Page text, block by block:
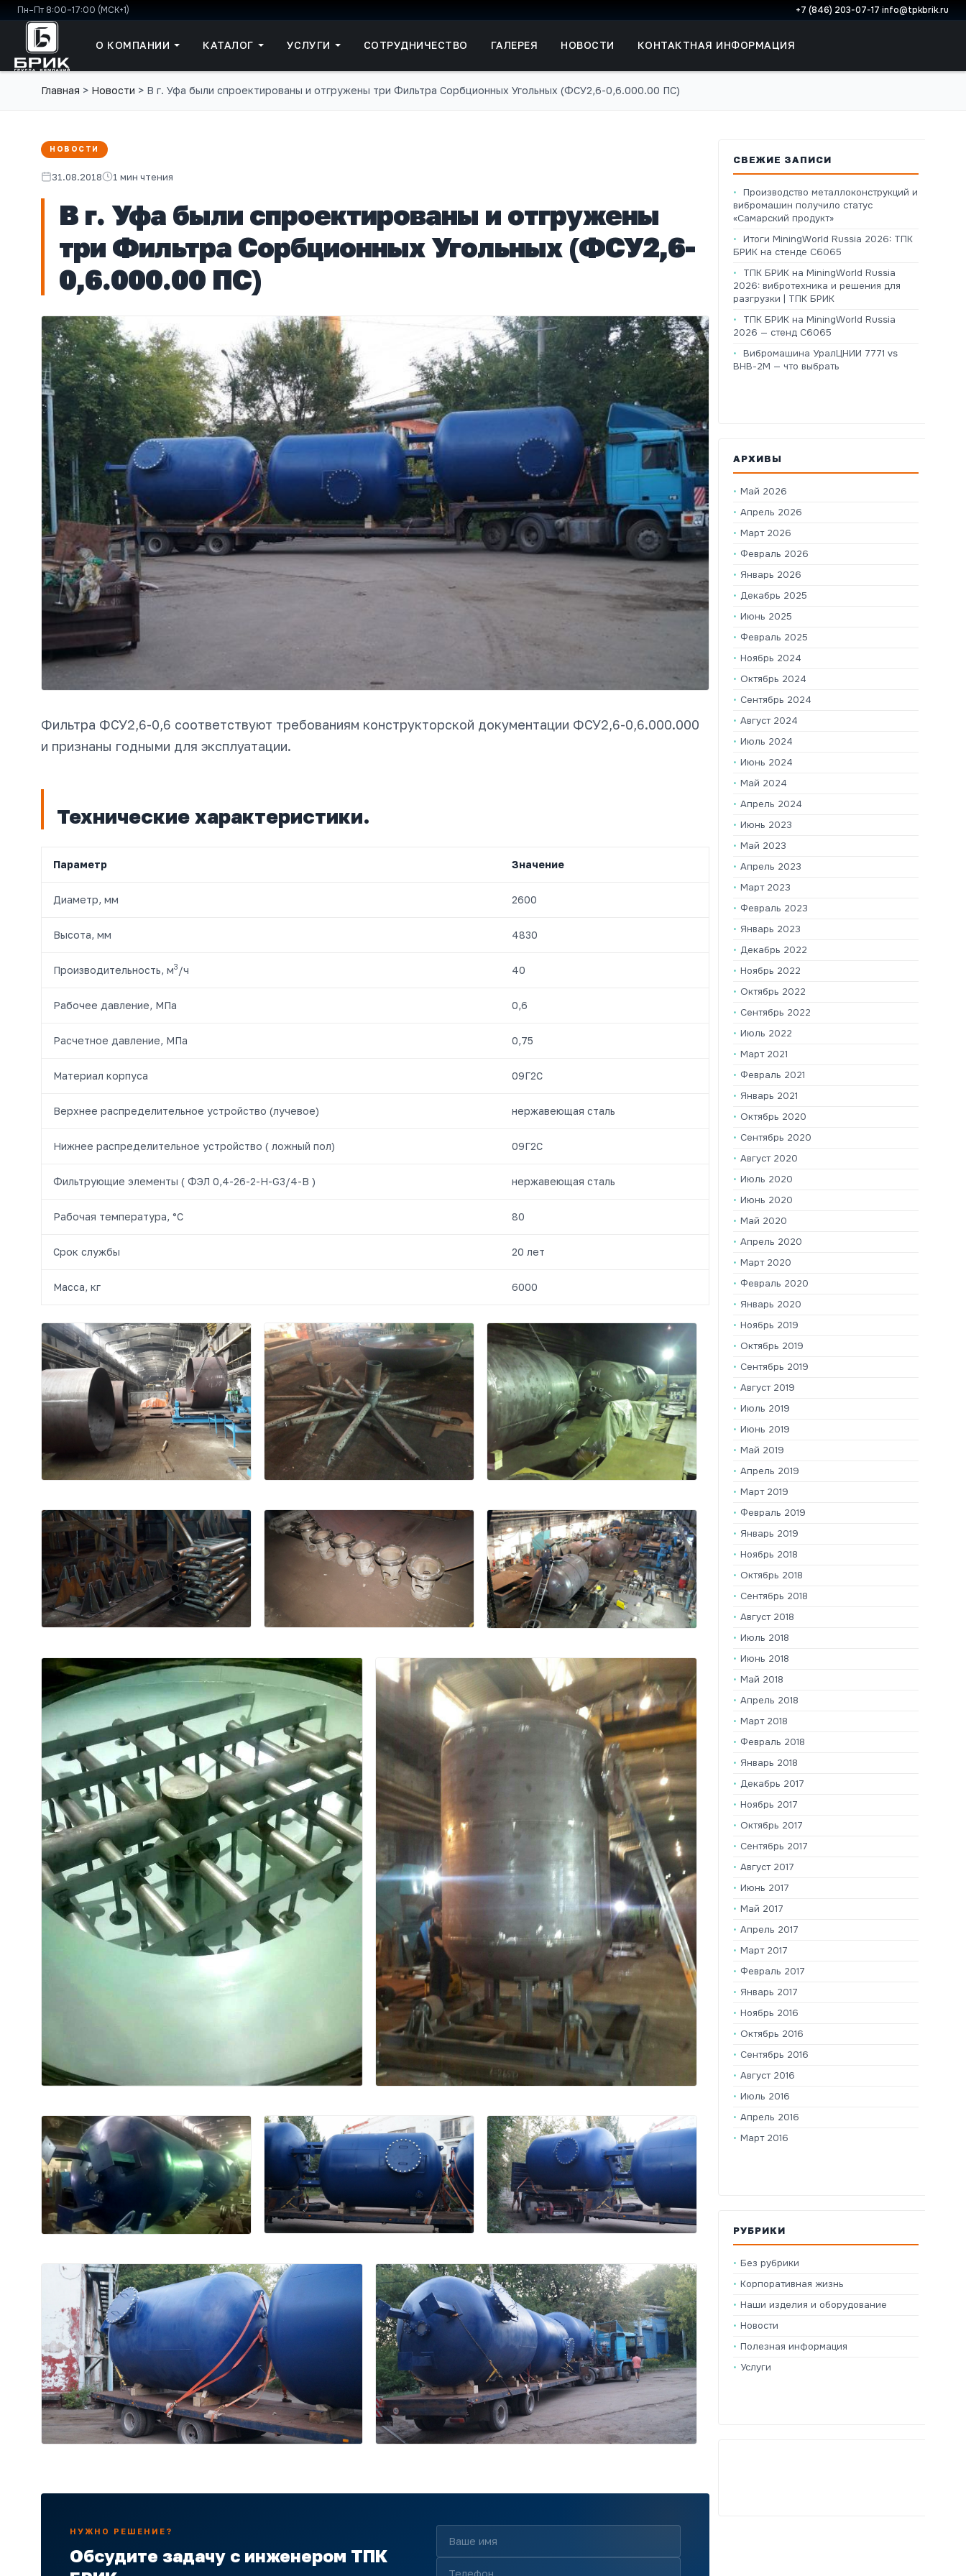
Пн–Пт 8:00–17:00 (МСК+1) +7 (846) 203-07-17·info@tpkbrik.ru
О КОМПАНИИ КАТАЛОГ УСЛУГИ СОТРУДНИЧЕСТВО ГАЛЕРЕЯ НОВОСТИ КОНТАКТНАЯ ИНФОРМАЦИЯ
Главная > Новости > В г. Уфа были спроектированы и отгружены три Фильтра Сорбционных Угольных (ФСУ2,6-0,6.000.00 ПС)
НОВОСТИ
31.08.2018 1 мин чтения
В г. Уфа были спроектированы и отгружены
три Фильтра Сорбционных Угольных (ФСУ2,6-
0,6.000.00 ПС)
Фильтра ФСУ2,6-0,6 соответствуют требованиям конструкторской документации ФСУ2,6-0,6.000.000
и признаны годными для эксплуатации.
Технические характеристики.
Параметр Значение
Диаметр, мм 2600
Высота, мм 4830
Производительность, м3 /ч 40
Рабочее давление, МПа 0,6
Расчетное давление, МПа 0,75
Материал корпуса 09Г2С
Верхнее распределительное устройство (лучевое) нержавеющая сталь
Нижнее распределительное устройство ( ложный пол) 09Г2С
Фильтрующие элементы ( ФЭЛ 0,4-26-2-H-G3/4-B ) нержавеющая сталь
Рабочая температура, °С 80
Срок службы 20 лет
Масса, кг 6000
НУЖНО РЕШЕНИЕ?
Обсудите задачу с инженером ТПК
СВЕЖИЕ ЗАПИСИ
Производство металлоконструкций и
вибромашин получило статус
«Самарский продукт»
Итоги MiningWorld Russia 2026: ТПК
БРИК на стенде C6065
ТПК БРИК на MiningWorld Russia
2026: вибротехника и решения для
разгрузки | ТПК БРИК
ТПК БРИК на MiningWorld Russia
2026 — стенд C6065
Вибромашина УралЦНИИ 7771 vs
ВНВ-2М — что выбрать
АРХИВЫ
Май 2026
Апрель 2026
Март 2026
Февраль 2026
Январь 2026
Декабрь 2025
Июнь 2025
Февраль 2025
Ноябрь 2024
Октябрь 2024
Сентябрь 2024
Август 2024
Июль 2024
Июнь 2024
Май 2024
Апрель 2024
Июнь 2023
Май 2023
Апрель 2023
Март 2023
Февраль 2023
Январь 2023
Декабрь 2022
Ноябрь 2022
Октябрь 2022
Сентябрь 2022
Июль 2022
Март 2021
Февраль 2021
Январь 2021
Октябрь 2020
Сентябрь 2020
Август 2020
Июль 2020
Июнь 2020
Май 2020
Апрель 2020
Март 2020
Февраль 2020
Январь 2020
Ноябрь 2019
Октябрь 2019
Сентябрь 2019
Август 2019
Июль 2019
Июнь 2019
Май 2019
Апрель 2019
Март 2019
Февраль 2019
Январь 2019
Ноябрь 2018
Октябрь 2018
Сентябрь 2018
Август 2018
Июль 2018
Июнь 2018
Май 2018
Апрель 2018
Март 2018
Февраль 2018
Январь 2018
Декабрь 2017
Ноябрь 2017
Октябрь 2017
Сентябрь 2017
Август 2017
Июнь 2017
Май 2017
Апрель 2017
Март 2017
Февраль 2017
Январь 2017
Ноябрь 2016
Октябрь 2016
Сентябрь 2016
Август 2016
Июль 2016
Апрель 2016
Март 2016
РУБРИКИ
Без рубрики
Корпоративная жизнь
Наши изделия и оборудование
Новости
Полезная информация
Услуги